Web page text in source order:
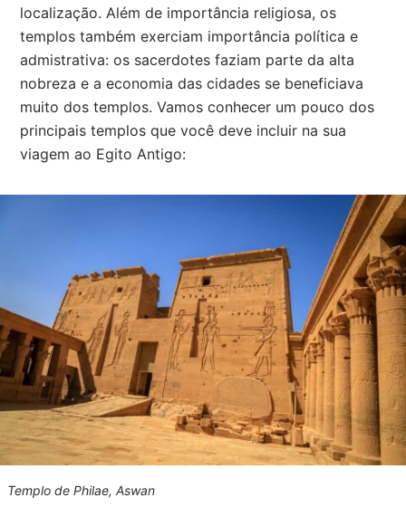
localização. Além de importância religiosa, os
templos também exerciam importância política e
admistrativa: os sacerdotes faziam parte da alta
nobreza e a economia das cidades se beneficiava
muito dos templos. Vamos conhecer um pouco dos
principais templos que você deve incluir na sua
viagem ao Egito Antigo:
Templo de Philae, Aswan